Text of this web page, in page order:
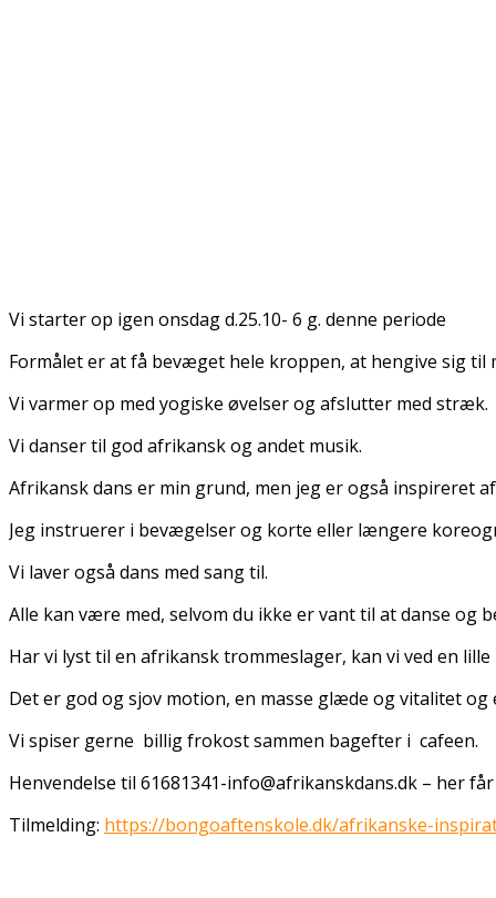
Vi starter op igen onsdag d.25.10- 6 g. denne periode
Formålet er at få bevæget hele kroppen, at hengive sig
Vi varmer op med yogiske øvelser og afslutter med stræk.
Vi danser til god afrikansk og andet musik.
Afrikansk dans er min grund, men jeg er også inspireret
Jeg instruerer i bevægelser og korte eller længere
Vi laver også dans med sang til.
Alle kan være med, selvom du ikke er vant til at danse og
Har vi lyst til en afrikansk trommeslager, kan vi ved en
Det er god og sjov motion, en masse glæde og vitalitet
Vi spiser gerne billig frokost sammen bagefter i cafeen.
Henvendelse til 61681341-info@afrikanskdans.dk – her
Tilmelding: https://bongoaftenskole.dk/afrikanske-